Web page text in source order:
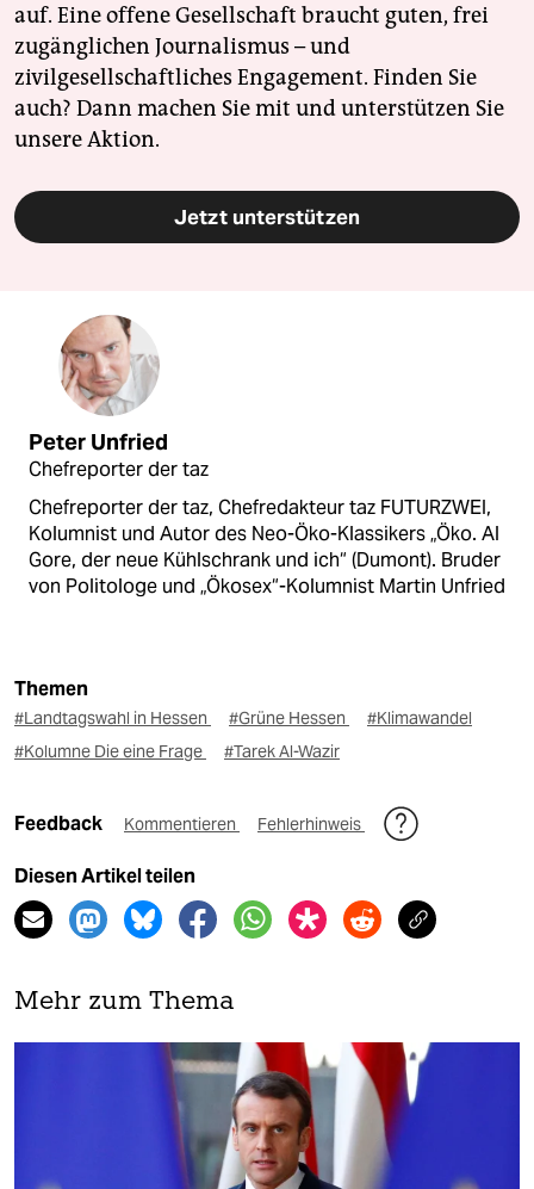
auf. Eine offene Gesellschaft braucht guten, frei
zugänglichen Journalismus – und
zivilgesellschaftliches Engagement. Finden Sie
auch? Dann machen Sie mit und unterstützen Sie
unsere Aktion.
Jetzt unterstützen
Peter Unfried
Chefreporter der taz
Chefreporter der taz, Chefredakteur taz FUTURZWEI,
Kolumnist und Autor des Neo-Öko-Klassikers „Öko. Al
Gore, der neue Kühlschrank und ich“ (Dumont). Bruder
von Politologe und „Ökosex“-Kolumnist Martin Unfried
Themen
#Landtagswahl in Hessen #Grüne Hessen
#Klimawandel
#Kolumne Die eine Frage
#Tarek Al-Wazir
Feedback Kommentieren Fehlerhinweis
Diesen Artikel teilen
Mehr zum Thema